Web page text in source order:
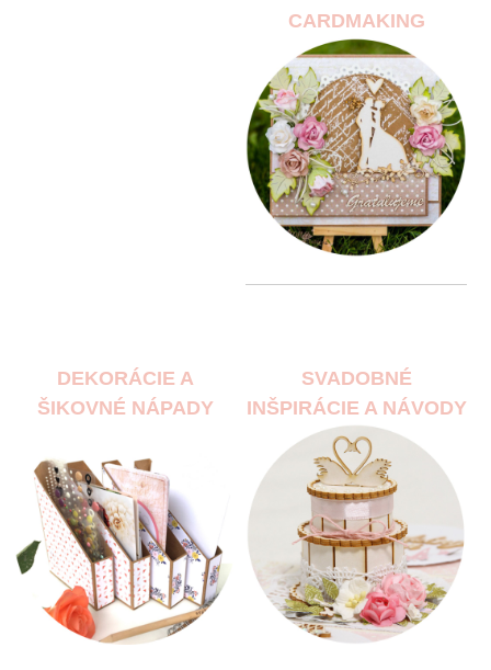
CARDMAKING
DEKORÁCIE A
ŠIKOVNÉ NÁPADY
SVADOBNÉ
INŠPIRÁCIE A NÁVODY